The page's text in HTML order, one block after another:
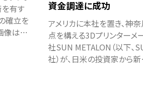
を有す
確立を
像は…
資金調達に成功
アメリカに本社を置き、神
点を構える3Dプリンター
社SUN METALON（以下、
社）が、日米の投資家から